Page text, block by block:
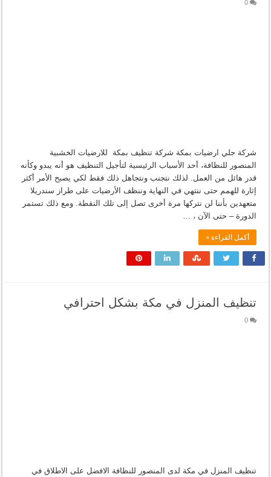
0
شركة جلي ارضيات بمكة شركة تنظيف بمكة للارضيات الخشبية
المنصور للنظافة، أحد الأسباب الرئيسية لتأجيل التنظيف هو أنه يبدو وكأنه
قدر هائل من العمل. لذلك نتجنب ونتجاهل ذلك فقط لكي يصبح الأمر أكثر
إثارة للهمم حتى ننتهي في النهاية وننظف الأرضيات على طراز سندريلا
متعهدين بأننا لن نتركها مرة أخرى تصل إلى تلك النقطة. ومع ذلك تستمر
الدورة – حتى الآن ، …
أكمل القراءة »
تنظيف المنزل في مكة بشكل احترافي
0
تنظيف المنزل في مكة لدى المنصور للنظافة الافضل على الاطلاق في